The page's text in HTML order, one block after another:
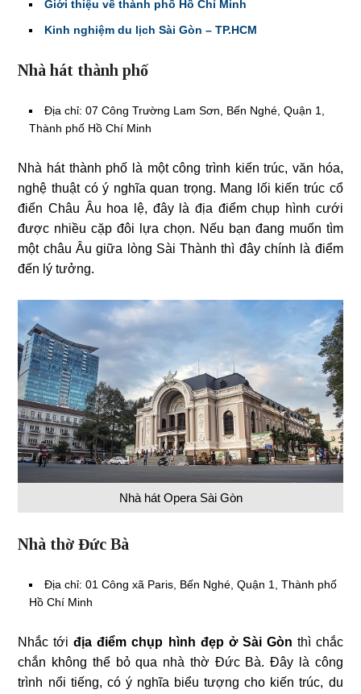
Giới thiệu về thành phố Hồ Chí Minh
Kinh nghiệm du lịch Sài Gòn – TP.HCM
Nhà hát thành phố
Địa chỉ: 07 Công Trường Lam Sơn, Bến Nghé, Quận 1,
Thành phố Hồ Chí Minh
Nhà hát thành phố là một công trình kiến trúc, văn hóa,
nghệ thuật có ý nghĩa quan trọng. Mang lối kiến trúc cổ
điển Châu Âu hoa lệ, đây là địa điểm chụp hình cưới
được nhiều cặp đôi lựa chọn. Nếu bạn đang muốn tìm
một châu Âu giữa lòng Sài Thành thì đây chính là điểm
đến lý tưởng.
Nhà hát Opera Sài Gòn
Nhà thờ Đức Bà
Địa chỉ: 01 Công xã Paris, Bến Nghé, Quận 1, Thành phố
Hồ Chí Minh
Nhắc tớiđịa điểm chụp hình đẹp ở Sài Gòn thì chắc
chắn không thể bỏ qua nhà thờ Đức Bà. Đây là công
trình nổi tiếng, có ý nghĩa biểu tượng cho kiến trúc, du